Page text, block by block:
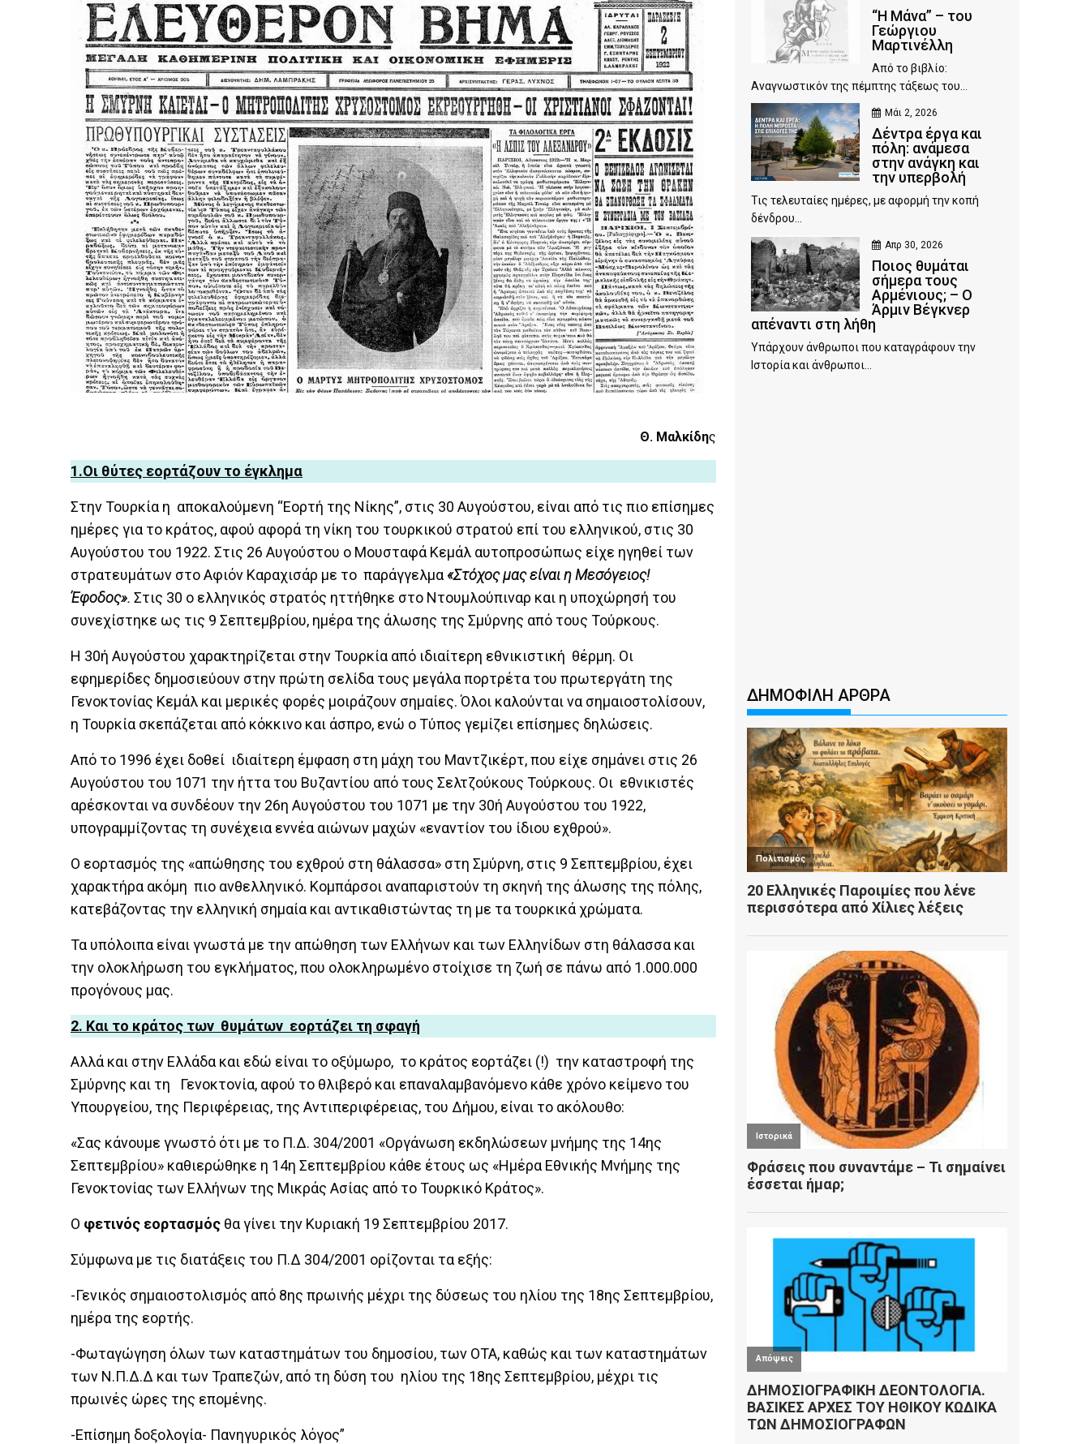
Θ. Μαλκίδης
1.Οι θύτες εορτάζουν το έγκλημα
Στην Τουρκία η αποκαλούμενη “Εορτή της Νίκης”, στις 30 Αυγούστου, είναι από τις πιο επίσημες
ημέρες για το κράτος, αφού αφορά τη νίκη του τουρκικού στρατού επί του ελληνικού, στις 30
Αυγούστου του 1922. Στις 26 Αυγούστου ο Μουσταφά Κεμάλ αυτοπροσώπως είχε ηγηθεί των
στρατευμάτων στο Αφιόν Καραχισάρ με το παράγγελμα «Στόχος μας είναι η Μεσόγειος!
Έφοδος». Στις 30 ο ελληνικός στρατός ηττήθηκε στο Ντουμλούπιναρ και η υποχώρησή του
συνεχίστηκε ως τις 9 Σεπτεμβρίου, ημέρα της άλωσης της Σμύρνης από τους Τούρκους.
Η 30ή Αυγούστου χαρακτηρίζεται στην Τουρκία από ιδιαίτερη εθνικιστική θέρμη. Οι
εφημερίδες δημοσιεύουν στην πρώτη σελίδα τους μεγάλα πορτρέτα του πρωτεργάτη της
Γενοκτονίας Κεμάλ και μερικές φορές μοιράζουν σημαίες. Όλοι καλούνται να σημαιοστολίσουν,
η Τουρκία σκεπάζεται από κόκκινο και άσπρο, ενώ ο Τύπος γεμίζει επίσημες δηλώσεις.
Από το 1996 έχει δοθεί ιδιαίτερη έμφαση στη μάχη του Μαντζικέρτ, που είχε σημάνει στις 26
Αυγούστου του 1071 την ήττα του Βυζαντίου από τους Σελτζούκους Τούρκους. Οι εθνικιστές
αρέσκονται να συνδέουν την 26η Αυγούστου του 1071 με την 30ή Αυγούστου του 1922,
υπογραμμίζοντας τη συνέχεια εννέα αιώνων μαχών «εναντίον του ίδιου εχθρού».
Ο εορτασμός της «απώθησης του εχθρού στη θάλασσα» στη Σμύρνη, στις 9 Σεπτεμβρίου, έχει
χαρακτήρα ακόμη πιο ανθελληνικό. Κομπάρσοι αναπαριστούν τη σκηνή της άλωσης της πόλης,
κατεβάζοντας την ελληνική σημαία και αντικαθιστώντας τη με τα τουρκικά χρώματα.
Τα υπόλοιπα είναι γνωστά με την απώθηση των Ελλήνων και των Ελληνίδων στη θάλασσα και
την ολοκλήρωση του εγκλήματος, που ολοκληρωμένο στοίχισε τη ζωή σε πάνω από 1.000.000
προγόνους μας.
2. Και το κράτος των θυμάτων εορτάζει τη σφαγή
Αλλά και στην Ελλάδα και εδώ είναι το οξύμωρο, το κράτος εορτάζει (!) την καταστροφή της
Σμύρνης και τη Γενοκτονία, αφού το θλιβερό και επαναλαμβανόμενο κάθε χρόνο κείμενο του
Υπουργείου, της Περιφέρειας, της Αντιπεριφέρειας, του Δήμου, είναι το ακόλουθο:
«Σας κάνουμε γνωστό ότι με το Π.Δ. 304/2001 «Οργάνωση εκδηλώσεων μνήμης της 14ης
Σεπτεμβρίου» καθιερώθηκε η 14η Σεπτεμβρίου κάθε έτους ως «Ημέρα Εθνικής Μνήμης της
Γενοκτονίας των Ελλήνων της Μικράς Ασίας από το Τουρκικό Κράτος».
Ο φετινός εορτασμός θα γίνει την Κυριακή 19 Σεπτεμβρίου 2017.
Σύμφωνα με τις διατάξεις του Π.Δ 304/2001 ορίζονται τα εξής:
-Γενικός σημαιοστολισμός από 8ης πρωινής μέχρι της δύσεως του ηλίου της 18ης Σεπτεμβρίου,
ημέρα της εορτής.
-Φωταγώγηση όλων των καταστημάτων του δημοσίου, των ΟΤΑ, καθώς και των καταστημάτων
των Ν.Π.Δ.Δ και των Τραπεζών, από τη δύση του ηλίου της 18ης Σεπτεμβρίου, μέχρι τις
πρωινές ώρες της επομένης.
-Επίσημη δοξολογία- Πανηγυρικός λόγος”
“Η Μάνα” – του
Γεώργιου
Μαρτινέλλη
Από το βιβλίο:
Αναγνωστικόν της πέμπτης τάξεως του...
Μάι 2, 2026
Δέντρα έργα και
πόλη: ανάμεσα
στην ανάγκη και
την υπερβολή
Τις τελευταίες ημέρες, με αφορμή την κοπή
δένδρου...
Απρ 30, 2026
Ποιος θυμάται
σήμερα τους
Αρμένιους; – Ο
Άρμιν Βέγκνερ
απέναντι στη λήθη
Υπάρχουν άνθρωποι που καταγράφουν την
Ιστορία και άνθρωποι...
ΔΗΜΟΦΙΛΗ ΑΡΘΡΑ